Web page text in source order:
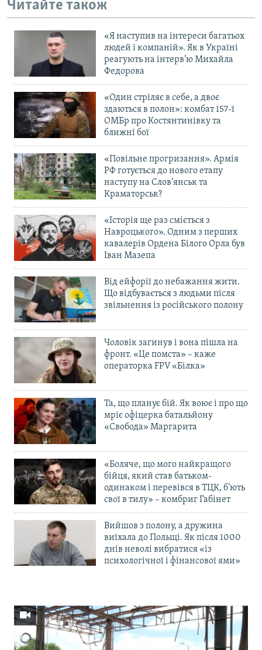
Читайте також
«Я наступив на інтереси багатьох
людей і компаній». Як в Україні
реагують на інтерв’ю Михайла
Федорова
«Один стріляє в себе, а двоє
здаються в полон»: комбат 157-ї
ОМБр про Костянтинівку та
ближні бої
«Повільне прогризання». Армія
РФ готується до нового етапу
наступу на Слов’янськ та
Краматорськ?
«Історія ще раз сміється з
Навроцького». Одним з перших
кавалерів Ордена Білого Орла був
Іван Мазепа
Від ейфорії до небажання жити.
Що відбувається з людьми після
звільнення із російського полону
Чоловік загинув і вона пішла на
фронт. «Це помста» – каже
операторка FPV «Білка»
Та, що планує бій. Як воює і про що
мріє офіцерка батальйону
«Свобода» Маргарита
«Боляче, що мого найкращого
бійця, який став батьком-
одинаком і перевівся в ТЦК, б’ють
свої в тилу» – комбриг Габінет
Вийшов з полону, а дружина
виїхала до Польщі. Як після 1000
днів неволі вибратися «із
психологічної і фінансової ями»